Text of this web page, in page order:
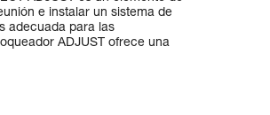
e instalar un sistema de
adecuada para las
ADJUST ofrece una